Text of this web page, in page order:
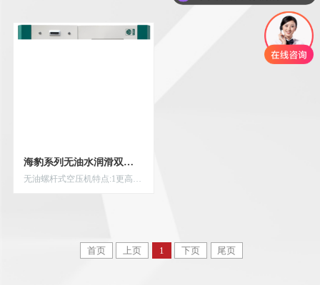
海豹系列无油水润滑双螺杆空压机
首页 上页 1 下页 尾页